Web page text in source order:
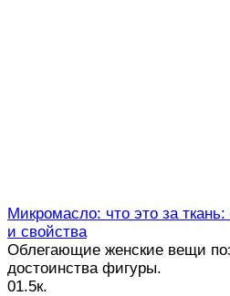
Микромасло: что это за ткань:
и свойства
Облегающие женские вещи
достоинства фигуры.
01.5к.